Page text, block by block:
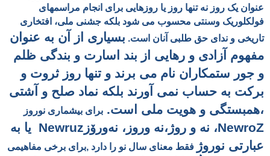
عنوان یک روز نه تنها روز یا روزهایی برای انجام مراسمهای
فولکلوریک وسنتی محسوب می شود بلکه جشنی ملی، افتخاری
تاریخی و ندای حق طلبی آنان است. بسیاری از آن به عنوان
مفهوم آزادی و رهایی از بند اسارت و بندگی ظلم
و جور ستمكاران نام می برند و تنها روز ثروت و
برکت به حساب نمی آورند بلکه نماد صلح و آشتی
،همبستگی و هویت ملی است. برای بیشماری نوروز
NewroZ، نه و روژ،نه وروز، نەورۆز Newruz
یا به
عبارتی نوروژ فقط معنای سال نو را دارد ,برای برخی مفاهیمی